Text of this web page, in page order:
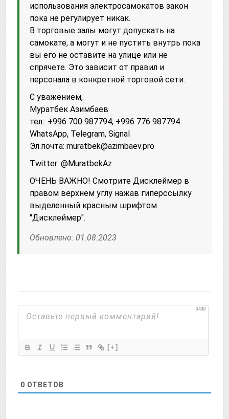
использования электросамокатов закон
пока не регулирует никак.
В торговые залы могут допускать на
самокате, а могут и не пустить внутрь пока
вы его не оставите на улице или не
спрячете. Это зависит от правил и
персонала в конкретной торговой сети.
С уважением,
Муратбек Азимбаев
тел.: +996 700 987794; +996 776 987794
WhatsApp, Telegram, Signal
Эл.почта: muratbek@azimbaev.pro
Twitter: @MuratbekAz
ОЧЕНЬ ВАЖНО! Смотрите Дисклеймер в
правом верхнем углу нажав гиперссылку
выделенный красным шрифтом
"Дисклеймер".
Обновлено: 01.08.2023
3400
[+]
0 ОТВЕТОВ